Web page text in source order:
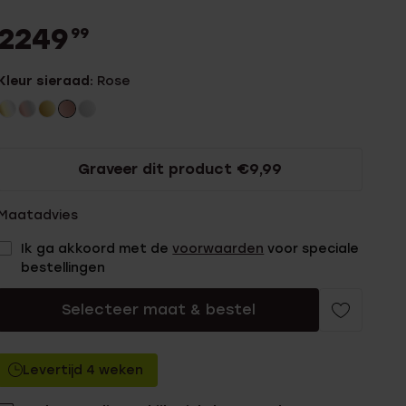
99
sieraad: Rose
Graveer dit product €9,99
Ik ga akkoord met devoorwaarden voor speciale
bestellingen
Selecteer maat & bestel
Levertijd 4 weken